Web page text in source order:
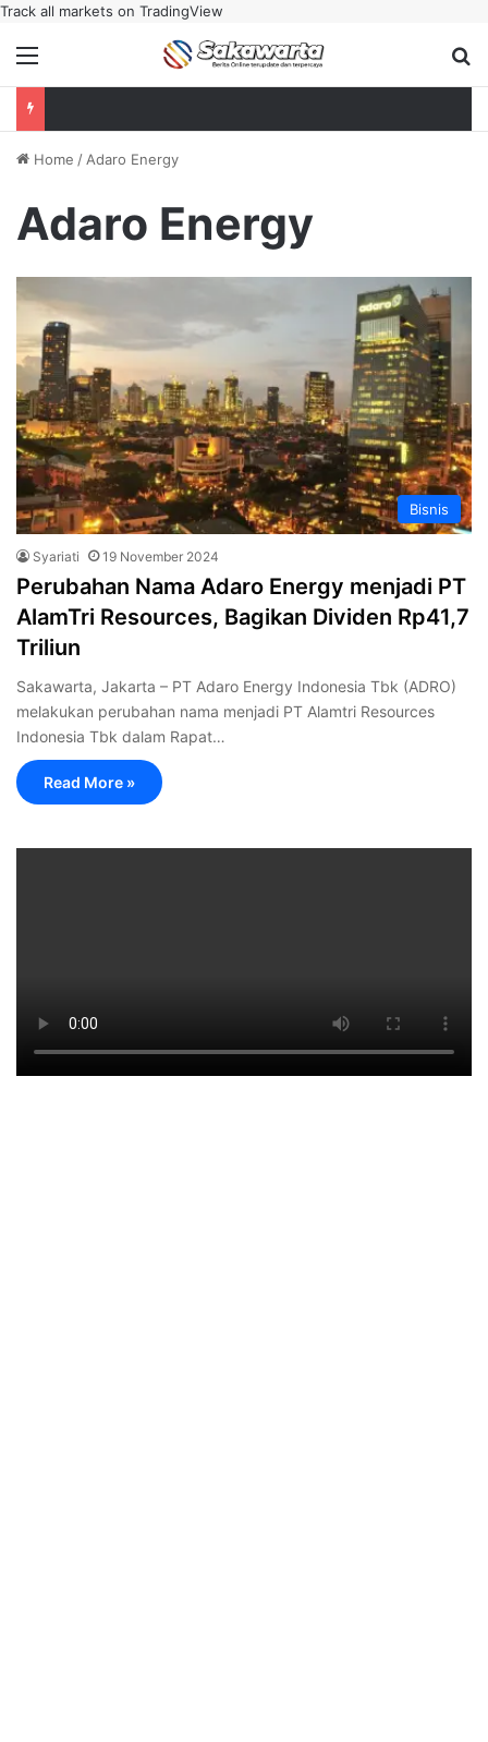
Track all markets on TradingView
Menu
Home /Adaro Energy
Adaro Energy
Bisnis
Syariati 19 November 2024
Perubahan Nama Adaro Energy menjadi PT
AlamTri Resources, Bagikan Dividen Rp41,7
Triliun
Sakawarta, Jakarta – PT Adaro Energy Indonesia Tbk (ADRO)
melakukan perubahan nama menjadi PT Alamtri Resources
Indonesia Tbk dalam Rapat…
Read More »